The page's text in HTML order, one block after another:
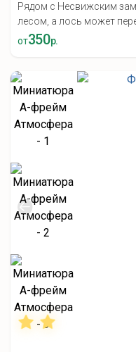
Рядом с Несвижским
лесом, а лось может
от350р.